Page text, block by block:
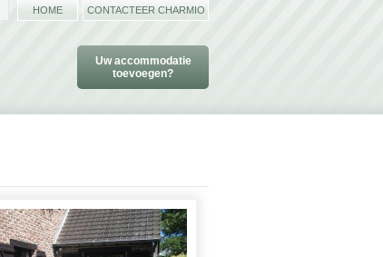
Uw accommodatie
toevoegen?
HOME CONTACTEER CHARMIO